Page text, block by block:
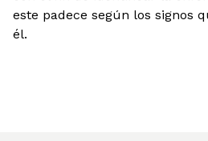
este padece según los signos
él.